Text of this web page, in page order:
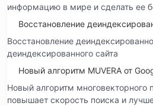
информацию в мире и сделать ее
Восстановление
Восстановление
деиндексированного сайта
Новый алгоритм MUVERA от
Новый алгоритм многовекторного
повышает скорость поиска и